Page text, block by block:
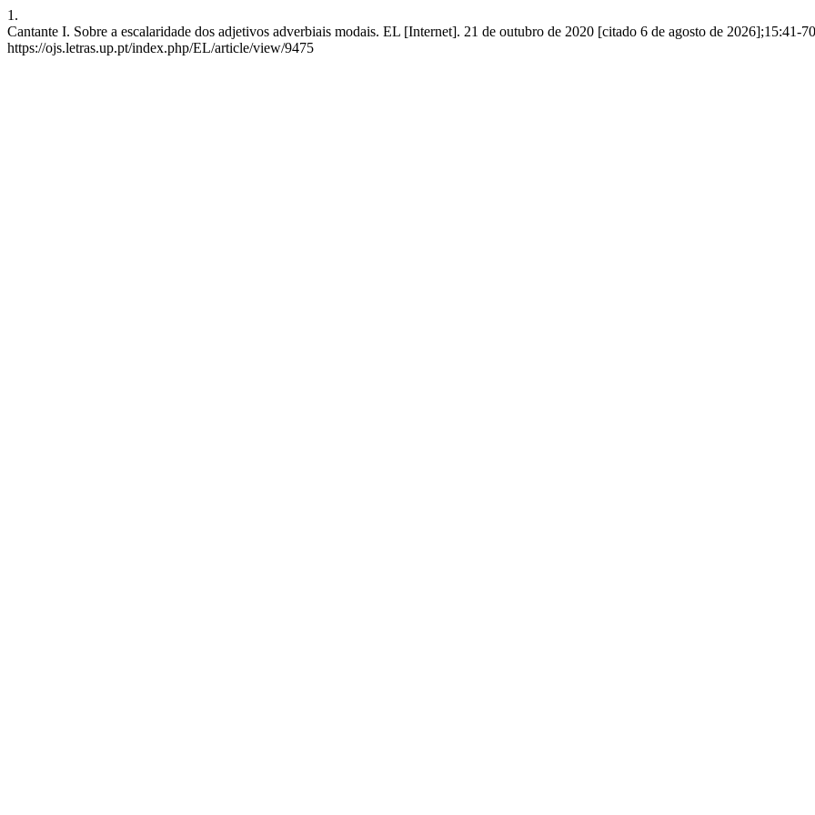
1.
Cantante I. Sobre a escalaridade dos adjetivos adverbiais modais. EL [Internet]. 21 de outubro de 2020 [citado 6 de agosto de 2026];15:41-
https://ojs.letras.up.pt/index.php/EL/article/view/9475